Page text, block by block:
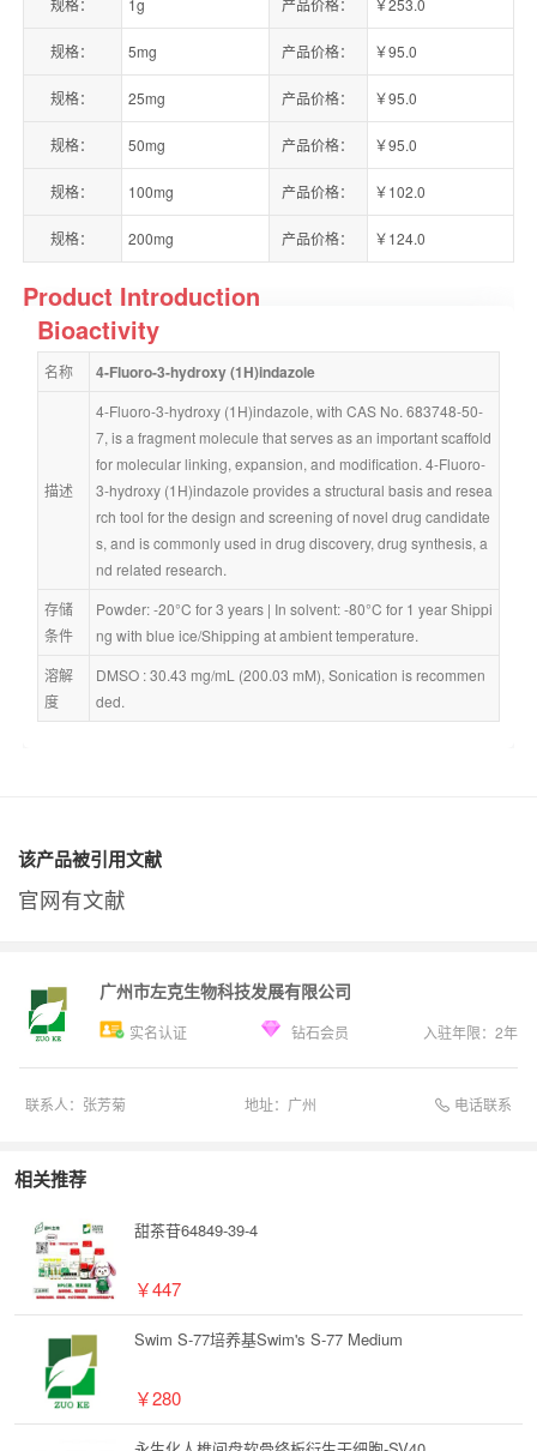
规格： 5mg 产品价格： ￥95.0
规格： 25mg 产品价格： ￥95.0
规格： 50mg 产品价格： ￥95.0
规格： 100mg 产品价格： ￥102.0
规格： 200mg 产品价格： ￥124.0
Product Introduction
Bioactivity
名称 4-Fluoro-3-hydroxy (1H)indazole
描述
4-Fluoro-3-hydroxy (1H)indazole, with CAS No. 683748-50-
7, is a fragment molecule that serves as an important scaffold
for molecular linking, expansion, and modification. 4-Fluoro-
3-hydroxy (1H)indazole provides a structural basis and resea
rch tool for the design and screening of novel drug candidate
s, and is commonly used in drug discovery, drug synthesis, a
nd related research.
存储
条件
Powder: -20°C for 3 years | In solvent: -80°C for 1 year Shippi
ng with blue ice/Shipping at ambient temperature.
溶解
度
DMSO : 30.43 mg/mL (200.03 mM), Sonication is recommen
ded.
该产品被引用文献
官网有文献
广州市左克生物科技发展有限公司
实名认证 钻石会员 入驻年限： 2年
联系人： 张芳菊 地址： 广州 电话联系
相关推荐
甜茶苷64849-39-4
￥447
Swim S-77培养基Swim's S-77 Medium
￥280